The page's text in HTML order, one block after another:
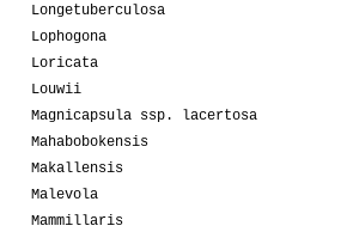
Longetuberculosa
Lophogona
Loricata
Louwii
Magnicapsula ssp. lacertosa
Mahabobokensis
Makallensis
Malevola
Mammillaris